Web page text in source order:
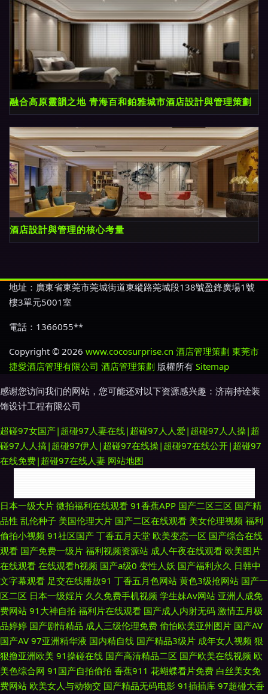
融合高原靈韻之地 青海百和鉑雅城市酒店設計與管理策劃
酒店設計與管理的核心考量
地址：廣東省東莞市莞城街道東縱路莞城段138號盈鋒廣場1號
樓3單元5001室
電話：1366055**
Copyright © 2026 www.cocosurprise.cn 酒店管理策劃 東莞市
捷愛酒店管理有限公司 酒店管理策劃 版權所有 Sitemap
感谢您访问我们的网站，您可能还对以下资源感兴趣：济南持诠装
饰设计工程有限公司
超碰97女国产|超碰97人妻在线|超碰97人人爱|超碰97人人操|超
碰97人人搞|超碰97伊人|超碰97在线操|超碰97在线公开|超碰97
在线免费|超碰97在线人妻 网站地图
脚丝袜 丁香花宗合 久久伊人青青 91美脚视频网站 婷婷久久性爱精品 欧美
123aaa 大香蕉av久久 91福利人妻 日韩成人精品久久无码 久re九九 97久久
资源 91福利社在线观看 五月情婷婷最新地址 久久女人淫 91福利com 91免
费蜜桃 大香蕉伊人在线99 久久精品视频网 91色猫免费版下载 日日骚夜夜撸
日韩欧美日韩久久 国产精品自产拍在线观 91极品探花在线 日本二三二区精
品专区 www久久come 一区二区剧情视频 免费阿v av人人摸人人摸 91大神
日本一级大片 微拍福利在线观看 91香蕉APP 国产二区三区 国产精
品性 乱伦种子 美国伦理大片 国产二区在线观看 美女伦理视频 福利
偷拍小视频 91社区国产 丁香五月天堂 欧美变态一区 国产综合在线
观看 国产免费一级片 福利视频资源站 成人午夜在线观看 欧美图片
在线观看 在线观看h视频 国产a级0 变性人妖 国产福利永久 日韩中
文字幕观看 足交在线播放91 丁香五月色网站 黄色3级抢网站 国产一
区二区 日本一级婬片 久久免费手机视频 学生妹Av网站 亚洲人成免
费网站 91大神自拍 福利片在线观看 国产成人内射无码 激情五月极
品婷婷 国产剧情精品 成人三级伦理免费 偷怕欧美亚州图片 国产AV
国产AV 97亚洲精华液 国内精自线 国产精品3级片 成年女人视频 狠
狠撸亚洲欧美 91操碰在线 国产高清精品二区 国产欧美在线视频 欧
美色综合网 91国产自拍偷拍 香蕉911 花蝴蝶看片免费 白丝美女免
费网站 欧美女人与动物交 国产精品无码电影 91插插库 97超碰大香